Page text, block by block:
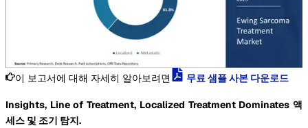
이 보고서에 대해 자세히 알아보려면 무료 샘플 사본 다운로드
Insights, Line of Treatment, Localized Treatment Dominates 액
세스 및 조기 탐지.